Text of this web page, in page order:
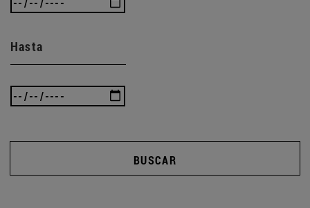
Hasta
BUSCAR